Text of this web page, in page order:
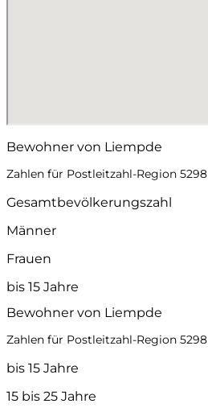
Bewohner von Liempde
Zahlen für Postleitzahl-Region 5298
Gesamtbevölkerungszahl
Männer
Frauen
bis 15 Jahre
Bewohner von Liempde
Zahlen für Postleitzahl-Region 5298
bis 15 Jahre
15 bis 25 Jahre